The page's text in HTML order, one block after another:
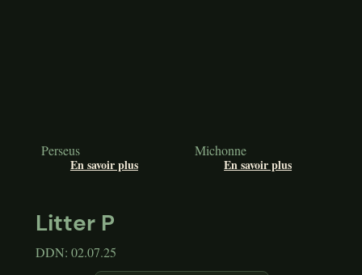
Perseus
En savoir plus
Michonne
En savoir plus
Litter P
DDN: 02.07.25